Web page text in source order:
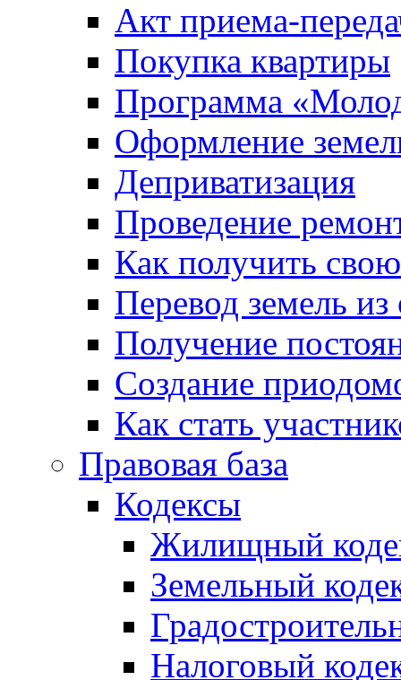
Акт приема-
Покупка квартиры
Программа
Оформление
Деприватизация
Проведение
Как получить
Перевод земель
Получение
Создание
Как стать
Правовая база
Кодексы
Жилищный
Земельный
Налоговый